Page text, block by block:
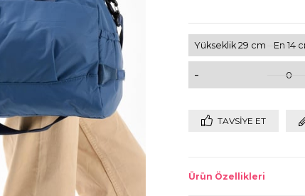
Yükseklik 29 cm - En 14
- 0
TAVSIYE ET
Ürün Özellikleri